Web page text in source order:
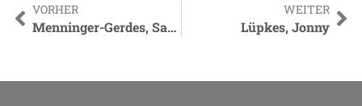
VORHER
Menninger-Gerdes, Sabine
WEITER
Lüpkes, Jonny